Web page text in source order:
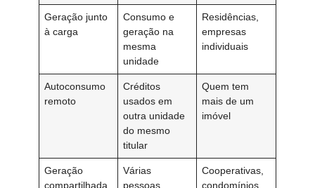
Geração junto
à carga
Consumo e
geração na
mesma
unidade
Residências,
empresas
individuais
Autoconsumo
remoto
Créditos
usados em
outra unidade
do mesmo
titular
Quem tem
mais de um
imóvel
Geração
compartilhada
Várias
pessoas
Cooperativas,
condomínios